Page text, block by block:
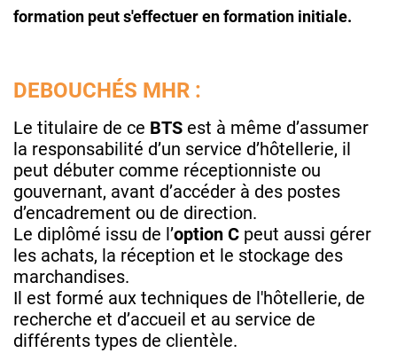
formation peut s'effectuer en formation initiale.
DEBOUCHÉS MHR :
Le titulaire de ce BTS est à même d’assumer
la responsabilité d’un service d’hôtellerie, il
peut débuter comme réceptionniste ou
gouvernant, avant d’accéder à des postes
d’encadrement ou de direction.
Le diplômé issu de l’option C peut aussi gérer
les achats, la réception et le stockage des
marchandises.
Il est formé aux techniques de l'hôtellerie, de
recherche et d’accueil et au service de
différents types de clientèle.